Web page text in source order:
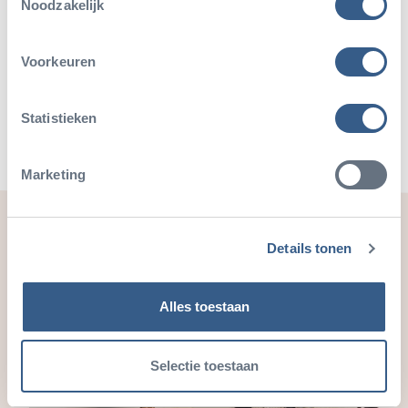
Noodzakelijk
Voorkeuren
Statistieken
Marketing
Details tonen
Alles toestaan
Selectie toestaan
Deel op WhatsApp
Kopieer link